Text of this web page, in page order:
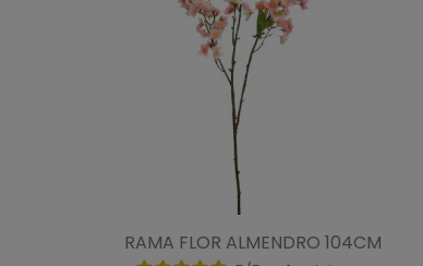
RAMA FLOR ALMENDRO 104CM